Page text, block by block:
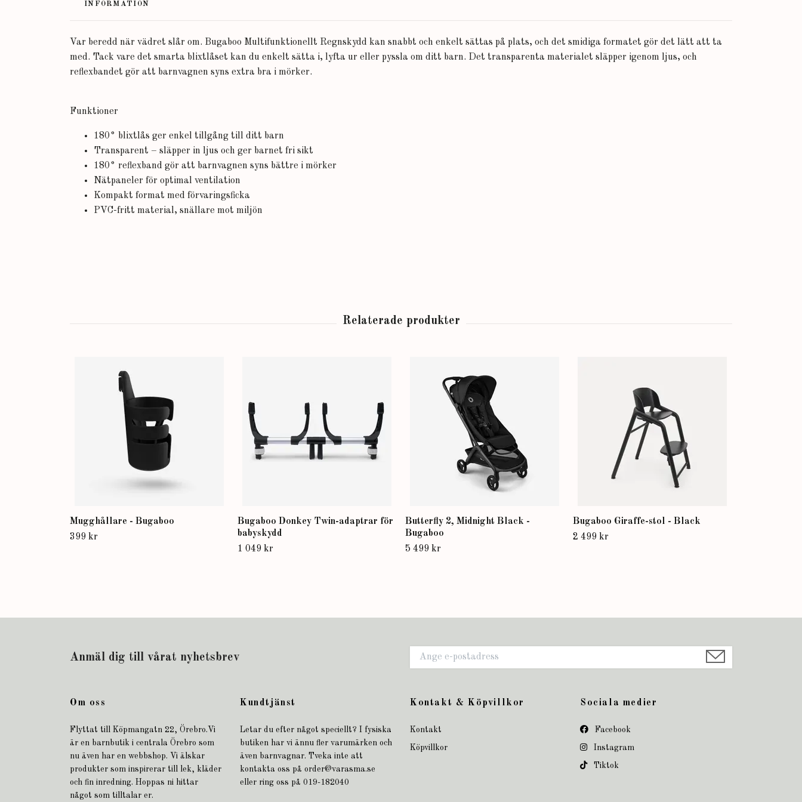
INFORMATION
Var beredd när vädret slår om. Bugaboo Multifunktionellt Regnskydd kan snabbt och enkelt sättas på plats, och det smidiga formatet gör det lätt att ta
med. Tack vare det smarta blixtlåset kan du enkelt sätta i, lyfta ur eller pyssla om ditt barn. Det transparenta materialet släpper igenom ljus, och
reflexbandet gör att barnvagnen syns extra bra i mörker.
Funktioner
180° blixtlås ger enkel tillgång till ditt barn
Transparent – släpper in ljus och ger barnet fri sikt
180° reflexband gör att barnvagnen syns bättre i mörker
Nätpaneler för optimal ventilation
Kompakt format med förvaringsficka
PVC-fritt material, snällare mot miljön
Mugghållare - Bugaboo
399 kr
Bugaboo Donkey Twin-adaptrar för
babyskydd
1 049 kr
Butterfly 2, Midnight Black -
Bugaboo
5 499 kr
Bugaboo Giraffe-stol - Black
2 499 kr
Anmäl dig till vårat nyhetsbrev
Om oss
Flyttat till Köpmangatn 22, Örebro.Vi
är en barnbutik i centrala Örebro som
nu även har en webbshop. Vi älskar
produkter som inspirerar till lek, kläder
och fin inredning. Hoppas ni hittar
något som tilltalar er.
Kundtjänst
Letar du efter något speciellt? I fysiska
butiken har vi ännu fler varumärken och
även barnvagnar. Tveka inte att
kontakta oss på order@varasma.se
eller ring oss på 019-182040
Kontakt & Köpvillkor
Kontakt
Köpvillkor
Sociala medier
Facebook
Instagram
Tiktok